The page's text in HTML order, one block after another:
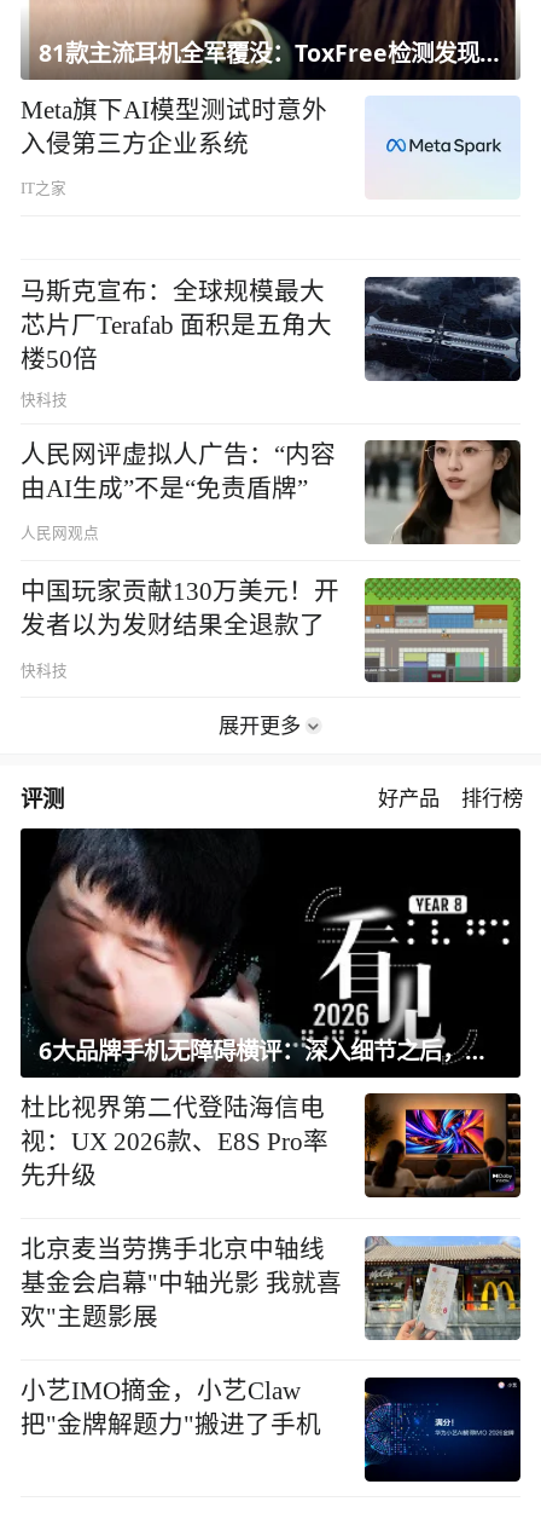
81款主流耳机全军覆没：ToxFree检测发现均含对人体有害化学物质
Meta旗下AI模型测试时意外
入侵第三方企业系统
IT之家
马斯克宣布：全球规模最大
芯片厂Terafab 面积是五角大
楼50倍
快科技
人民网评虚拟人广告：“内容
由AI生成”不是“免责盾牌”
人民网观点
中国玩家贡献130万美元！开
发者以为发财结果全退款了
快科技
展开更多
评测 好产品 排行榜
6大品牌手机无障碍横评：深入细节之后，似乎只有苹果能挺住？｜ 看见2026
杜比视界第二代登陆海信电
视：UX 2026款、E8S Pro率
先升级
北京麦当劳携手北京中轴线
基金会启幕"中轴光影 我就喜
欢"主题影展
小艺IMO摘金，小艺Claw
把"金牌解题力"搬进了手机